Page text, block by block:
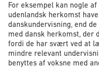
For eksempel kan nogle
udenlandsk herkomst
danskundervisning, end
med dansk herkomst, der
fordi de har svært ved at
mindre relevant
benyttes af voksne med